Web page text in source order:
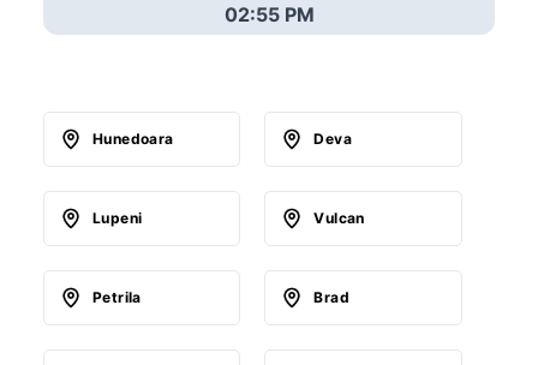
02:55 PM
Hunedoara Deva
Lupeni Vulcan
Petrila Brad